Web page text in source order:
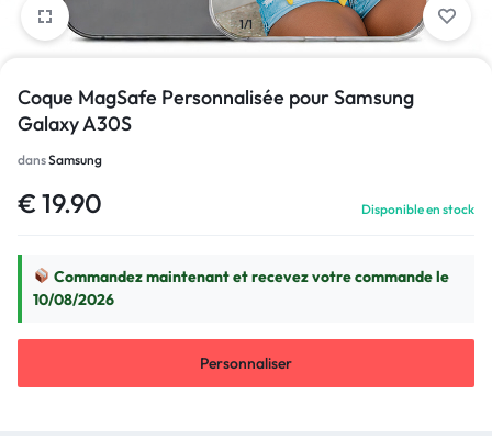
1/1
Coque MagSafe Personnalisée pour Samsung
Galaxy A30S
dansSamsung
€ 19.90 Disponible en stock
Commandez maintenant et recevez votre commande le
10/08/2026
Personnaliser